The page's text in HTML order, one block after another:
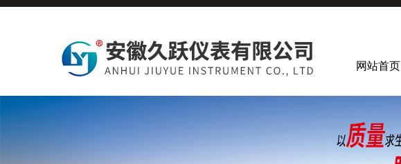
网站首页